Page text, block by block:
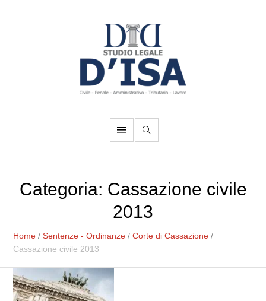
Categoria: Cassazione civile
2013
Home /Sentenze - Ordinanze /Corte di Cassazione /
Cassazione civile 2013